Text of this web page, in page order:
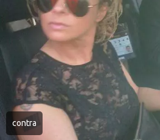
contra